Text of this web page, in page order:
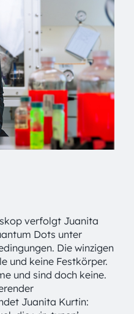
verfolgt Juanita
Dots unter
Die winzigen
und keine Festkörper.
und sind doch keine.
Juanita Kurtin: